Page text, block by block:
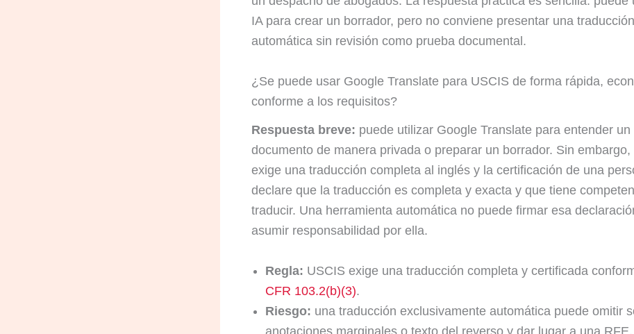
IA para crear un borrador, pero no conviene presentar una traducción
automática sin revisión como prueba documental.
¿Se puede usar Google Translate para USCIS de forma rápida,
conforme a los requisitos?
Respuesta breve: puede utilizar Google Translate para entender un
documento de manera privada o preparar un borrador. Sin embargo,
exige una traducción completa al inglés y la certificación de una
declare que la traducción es completa y exacta y que tiene
traducir. Una herramienta automática no puede firmar esa
asumir responsabilidad por ella.
Regla: USCIS exige una traducción completa y certificada
CFR 103.2(b)(3).
Riesgo: una traducción exclusivamente automática puede omitir